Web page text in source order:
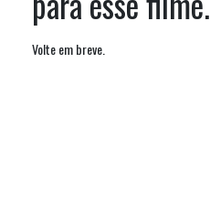
Volte em breve.